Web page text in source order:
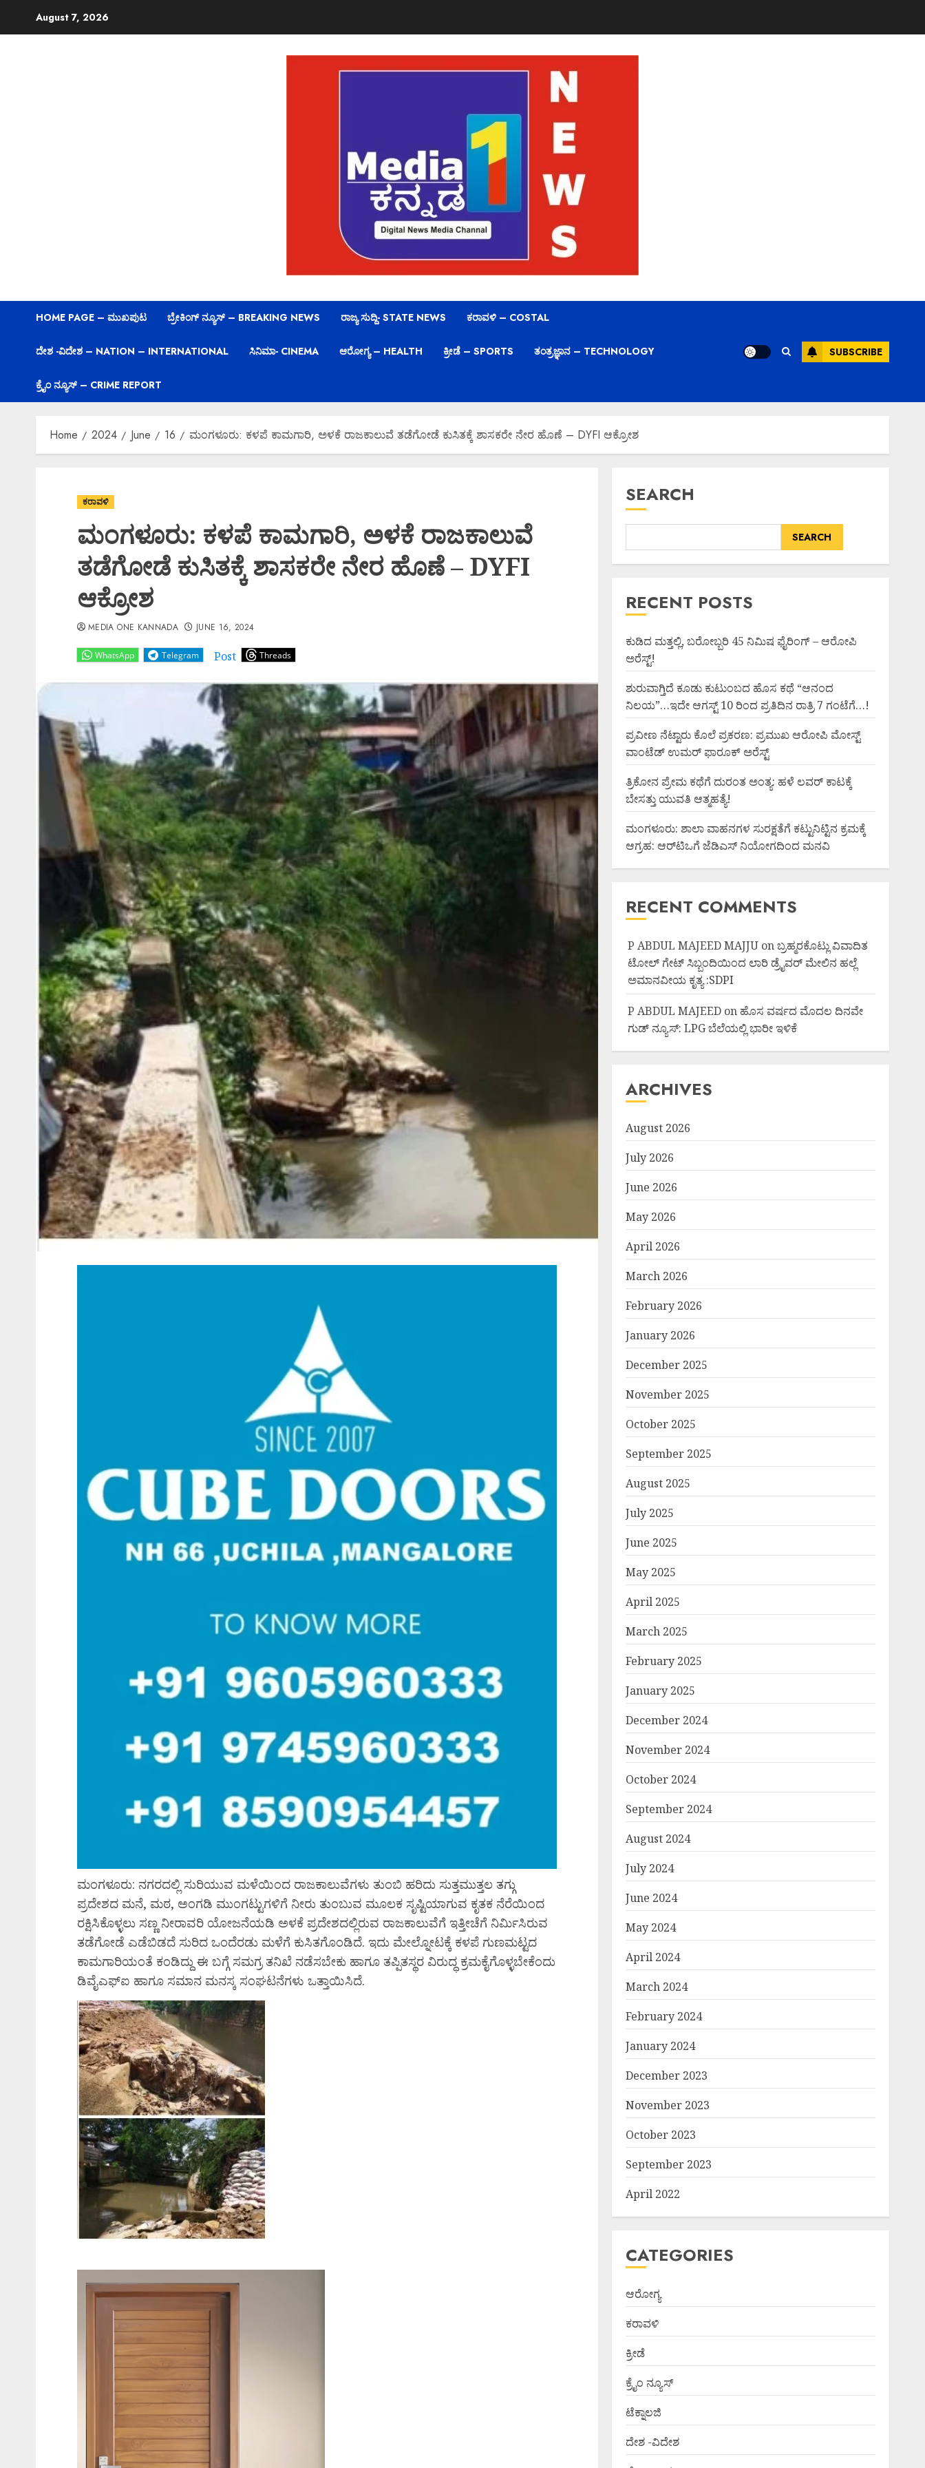
August 7, 2026
HOME PAGE – ಮುಖಪುಟ ಬ್ರೇಕಿಂಗ್ ನ್ಯೂಸ್ – BREAKING NEWS ರಾಜ್ಯ ಸುದ್ದಿ- STATE NEWS ಕರಾವಳಿ – COSTAL
ದೇಶ -ವಿದೇಶ – NATION – INTERNATIONAL ಸಿನಿಮಾ- CINEMA ಆರೋಗ್ಯ – HEALTH ಕ್ರೀಡೆ – SPORTS ತಂತ್ರಜ್ಞಾನ – TECHNOLOGY
ಕ್ರೈಂ ನ್ಯೂಸ್ – CRIME REPORT
SUBSCRIBE
Home 2024 June 16 ಮಂಗಳೂರು: ಕಳಪೆ ಕಾಮಗಾರಿ, ಅಳಕೆ ರಾಜಕಾಲುವೆ ತಡೆಗೋಡೆ ಕುಸಿತಕ್ಕೆ ಶಾಸಕರೇ ನೇರ ಹೊಣೆ – DYFI ಆಕ್ರೋಶ
ಕರಾವಳಿ
ಮಂಗಳೂರು: ಕಳಪೆ ಕಾಮಗಾರಿ, ಅಳಕೆ ರಾಜಕಾಲುವೆ
ತಡೆಗೋಡೆ ಕುಸಿತಕ್ಕೆ ಶಾಸಕರೇ ನೇರ ಹೊಣೆ – DYFI
ಆಕ್ರೋಶ
WhatsApp Telegram Post Threads
MEDIA ONE KANNADA JUNE 16, 2024
ಮಂಗಳೂರು: ನಗರದಲ್ಲಿ ಸುರಿಯುವ ಮಳೆಯಿಂದ ರಾಜಕಾಲುವೆಗಳು ತುಂಬಿ ಹರಿದು ಸುತ್ತಮುತ್ತಲ ತಗ್ಗು
ಪ್ರದೇಶದ ಮನೆ, ಮಠ, ಅಂಗಡಿ ಮುಂಗಟ್ಟುಗಳಿಗೆ ನೀರು ತುಂಬುವ ಮೂಲಕ ಸೃಷ್ಟಿಯಾಗುವ ಕೃತಕ ನೆರೆಯಿಂದ
ರಕ್ಷಿಸಿಕೊಳ್ಳಲು ಸಣ್ಣ ನೀರಾವರಿ ಯೋಜನೆಯಡಿ ಅಳಕೆ ಪ್ರದೇಶದಲ್ಲಿರುವ ರಾಜಕಾಲುವೆಗೆ ಇತ್ತೀಚೆಗೆ ನಿರ್ಮಿಸಿರುವ
ತಡೆಗೋಡೆ ಎಡೆಬಿಡದೆ ಸುರಿದ ಒಂದೆರಡು ಮಳೆಗೆ ಕುಸಿತಗೊಂಡಿದೆ. ಇದು ಮೇಲ್ನೋಟಕ್ಕೆ ಕಳಪೆ ಗುಣಮಟ್ಟದ
ಕಾಮಗಾರಿಯಂತೆ ಕಂಡಿದ್ದು ಈ ಬಗ್ಗೆ ಸಮಗ್ರ ತನಿಖೆ ನಡೆಸಬೇಕು ಹಾಗೂ ತಪ್ಪಿತಸ್ಥರ ವಿರುದ್ಧ ಕ್ರಮಕೈಗೊಳ್ಳಬೇಕೆಂದು
ಡಿವೈಎಫ್ಐ ಹಾಗೂ ಸಮಾನ ಮನಸ್ಕ ಸಂಘಟನೆಗಳು ಒತ್ತಾಯಿಸಿದೆ.
SEARCH
SEARCH
RECENT POSTS
ಕುಡಿದ ಮತ್ತಲ್ಲಿ, ಬರೋಬ್ಬರಿ 45 ನಿಮಿಷ ಫೈರಿಂಗ್ – ಆರೋಪಿ
ಅರೆಸ್ಟ್!
ಶುರುವಾಗ್ತಿದೆ ಕೂಡು ಕುಟುಂಬದ ಹೊಸ ಕಥೆ “ಆನಂದ
ನಿಲಯ”…ಇದೇ ಆಗಸ್ಟ್ 10 ರಿಂದ ಪ್ರತಿದಿನ ರಾತ್ರಿ 7 ಗಂಟೆಗೆ…!
ಪ್ರವೀಣ ನೆಟ್ಟಾರು ಕೊಲೆ ಪ್ರಕರಣ: ಪ್ರಮುಖ ಆರೋಪಿ ಮೋಸ್ಟ್
ವಾಂಟೆಡ್ ಉಮರ್ ಫಾರೂಕ್ ಅರೆಸ್ಟ್
ತ್ರಿಕೋನ ಪ್ರೇಮ ಕಥೆಗೆ ದುರಂತ ಅಂತ್ಯ: ಹಳೆ ಲವರ್ ಕಾಟಕ್ಕೆ
ಬೇಸತ್ತು ಯುವತಿ ಆತ್ಮಹತ್ಯೆ!
ಮಂಗಳೂರು: ಶಾಲಾ ವಾಹನಗಳ ಸುರಕ್ಷತೆಗೆ ಕಟ್ಟುನಿಟ್ಟಿನ ಕ್ರಮಕ್ಕೆ
ಆಗ್ರಹ: ಆರ್‌ಟಿಒಗೆ ಜೆಡಿಎಸ್ ನಿಯೋಗದಿಂದ ಮನವಿ
RECENT COMMENTS
P ABDUL MAJEED MAJJUonಬ್ರಹ್ಮರಕೊಟ್ಲು ವಿವಾದಿತ
ಟೋಲ್ ಗೇಟ್ ಸಿಬ್ಬಂದಿಯಿಂದ ಲಾರಿ ಡ್ರೈವರ್ ಮೇಲಿನ ಹಲ್ಲೆ
ಅಮಾನವೀಯ ಕೃತ್ಯ :SDPI
P ABDUL MAJEEDon ಹೊಸ ವರ್ಷದ ಮೊದಲ ದಿನವೇ
ಗುಡ್ ನ್ಯೂಸ್: LPG ಬೆಲೆಯಲ್ಲಿ ಭಾರೀ ಇಳಿಕೆ
ARCHIVES
August 2026
July 2026
June 2026
May 2026
April 2026
March 2026
February 2026
January 2026
December 2025
November 2025
October 2025
September 2025
August 2025
July 2025
June 2025
May 2025
April 2025
March 2025
February 2025
January 2025
December 2024
November 2024
October 2024
September 2024
August 2024
July 2024
June 2024
May 2024
April 2024
March 2024
February 2024
January 2024
December 2023
November 2023
October 2023
September 2023
April 2022
CATEGORIES
ಆರೋಗ್ಯ
ಕರಾವಳಿ
ಕ್ರೀಡೆ
ಕ್ರೈಂ ನ್ಯೂಸ್
ಟೆಕ್ನಾಲಜಿ
ದೇಶ -ವಿದೇಶ